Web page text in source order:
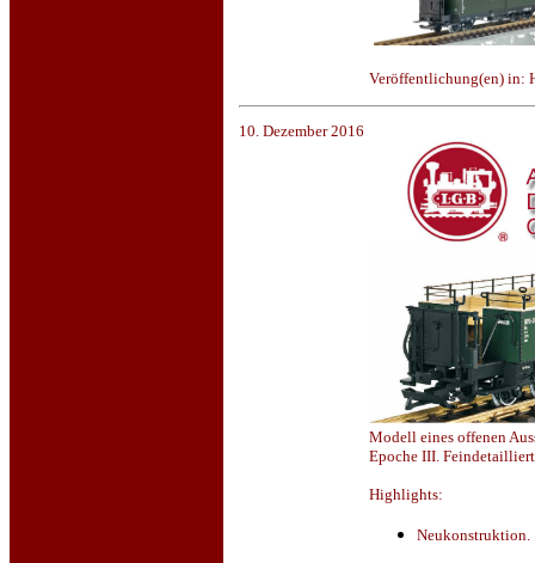
Veröffentlichung(en) in:
10. Dezember 2016
Modell eines offenen
Epoche III.
Highlights:
Neukonstruktion.